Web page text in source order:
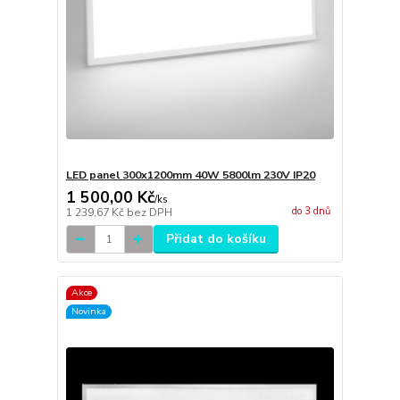
LED panel 300x1200mm 40W 5800lm 230V IP20
1 500,00 Kč/ks
1 239,67 Kč bez DPH do 3 dnů
Přidat do košíku
Akce
Novinka